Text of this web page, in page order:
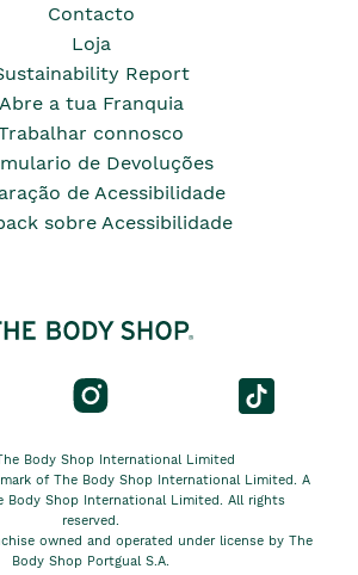
Contacto
Loja
Report
Abre a tua Franquia
connosco
de Devoluções
de Acessibilidade
sobre Acessibilidade
Body Shop International Limited
of The Body Shop International Limited. A
Body Shop International Limited. All rights
reserved.
owned and operated under license by The
Body Shop Portgual S.A.